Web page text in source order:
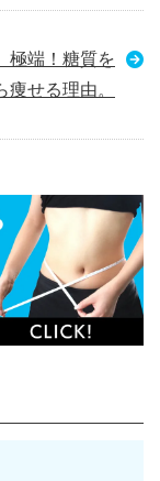
極端！糖質を
痩せる理由。